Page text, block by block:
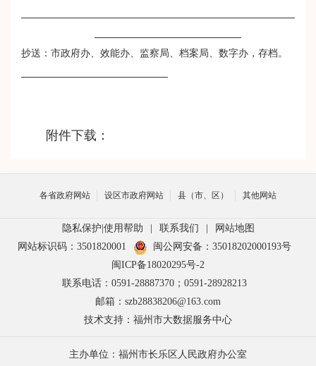
抄送：市政府办、效能办、监察局、档案局、数字办，存档。
附件下载：
各省政府网站 设区市政府网站 县（市、区） 其他网站
隐私保护 使用帮助 联系我们
网站地图
网站标识码：3501820001
闽公网安备：35018202000193号
闽ICP备18020295号-2
联系电话：0591-28887370；0591-28928213
邮箱：szb28838206@163.com
技术支持：福州市大数据服务中心
主办单位：福州市长乐区人民政府办公室